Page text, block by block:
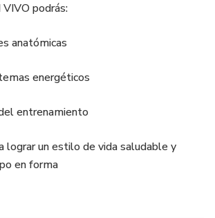
podrás:
anatómicas
energéticos
entrenamiento
lograr un estilo de vida saludable y
en forma